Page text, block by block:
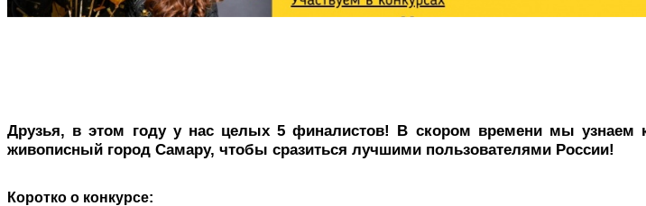
Друзья, в этом году у нас целых 5 финалистов! В скором времени мы узнаем
живописный город Самару, чтобы сразиться лучшими пользователями России!
Коротко о конкурсе: